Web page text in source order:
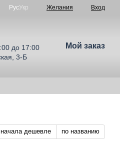
РусУкр Желания Вход
до 17:00
3-Б
Мой заказ
дешевле по названию